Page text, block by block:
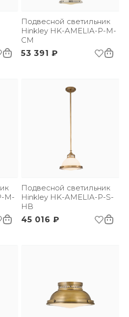
Подвесной светильник
Hinkley HK-AMELIA-P-M-
CM
53 391 ₽
M-
Подвесной светильник
Hinkley HK-AMELIA-P-S-
HB
45 016 ₽